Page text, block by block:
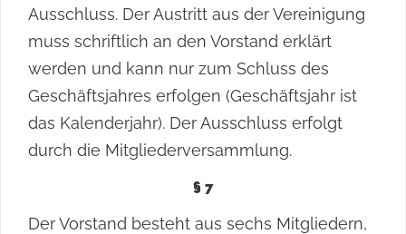
Ausschluss. Der Austritt aus der Vereinigung
muss schriftlich an den Vorstand erklärt
werden und kann nur zum Schluss des
Geschäftsjahres erfolgen (Geschäftsjahr ist
das Kalenderjahr). Der Ausschluss erfolgt
durch die Mitgliederversammlung.
§ 7
Der Vorstand besteht aus sechs Mitgliedern,